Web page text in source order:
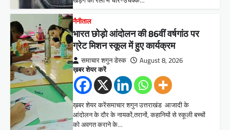
नैनीताल
भारत छोड़ो आंदोलन की 86वीं वर्षगांठ पर
ग्रेट मिशन स्कूल में हुए कार्यक्रम
समाचार शगुन डेस्क August 8, 2026
ख़बर शेयर करें
ख़बर शेयर करेंसमाचार शगुन उत्तराखंड आजादी के
आंदोलन के दौर के नायकों,तरानों, कहानियों से स्कूली बच्चों
को अवगत कराने के…